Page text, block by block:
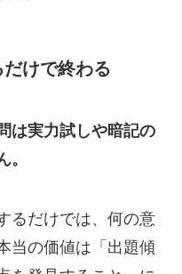
けで終わる
は実力試しや暗記の
。
るだけでは、何の意
当の価値は「出題傾